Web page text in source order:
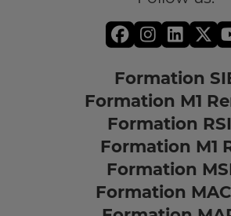
Formation
Formation M1
Formation
Formation M1
Formation
Formation